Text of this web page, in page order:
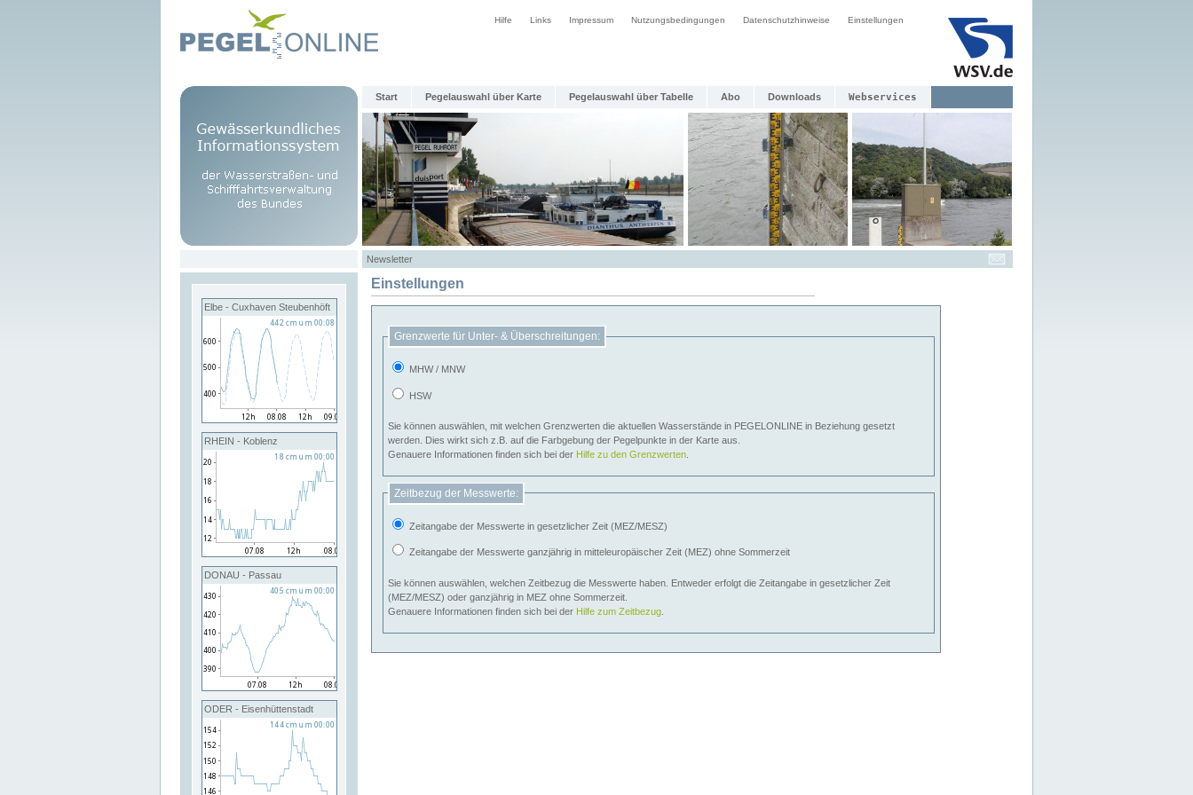
Hilfe Links Impressum Nutzungsbedingungen Datenschutzhinweise Einstellungen
Start Pegelauswahl über Karte Pegelauswahl über Tabelle Abo Downloads Webservices
Newsletter
Elbe - Cuxhaven Steubenhöft
RHEIN - Koblenz
DONAU - Passau
ODER - Eisenhüttenstadt
Einstellungen
Grenzwerte für Unter- & Überschreitungen:
MHW / MNW
HSW
Sie können auswählen, mit welchen Grenzwerten die aktuellen Wasserstände in PEGELONLINE in Beziehung gesetzt
werden. Dies wirkt sich z.B. auf die Farbgebung der Pegelpunkte in der Karte aus.
Genauere Informationen finden sich bei der Hilfe zu den Grenzwerten
Zeitbezug der Messwerte:
Zeitangabe der Messwerte in gesetzlicher Zeit (MEZ/MESZ)
Zeitangabe der Messwerte ganzjährig in mitteleuropäischer Zeit (MEZ) ohne Sommerzeit
Sie können auswählen, welchen Zeitbezug die Messwerte haben. Entweder erfolgt die Zeitangabe in gesetzlicher Zeit
(MEZ/MESZ) oder ganzjährig in MEZ ohne Sommerzeit.
Genauere Informationen finden sich bei der Hilfe zum Zeitbezug